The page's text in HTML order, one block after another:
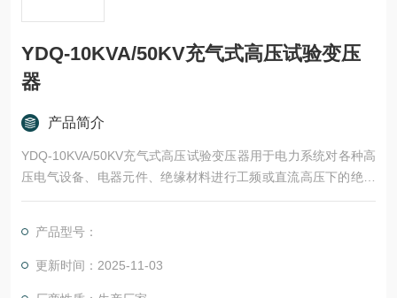
YDQ-10KVA/50KV充气式高压试验变压
器
产品简介
YDQ-10KVA/50KV充气式高压试验变压器用于电力系统对各种高
压电气设备、电器元件、绝缘材料进行工频或直流高压下的绝缘
耐压试验。该系列试验变压器具有体积小、重量轻、结构紧凑、
产品型号：
更新时间：2025-11-03